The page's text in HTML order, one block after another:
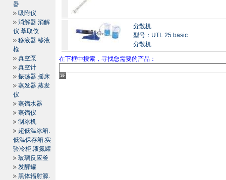
器
吸附仪
消解器.消解
仪.萃取仪
移液器.移液
枪
真空泵
真空计
振荡器.摇床
蒸发器.蒸发
仪
蒸馏水器
蒸馏仪
制冰机
超低温冰箱.
低温保存箱.实
验冷柜.液氮罐
玻璃反应釜
发酵罐
黑体辐射源.
分散机
型号：UTL 25 basic
分散机
在下框中搜索，寻找您需要的产品：